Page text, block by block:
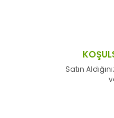
Satın